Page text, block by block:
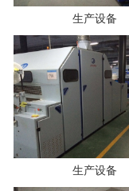
生产设备
生产设备